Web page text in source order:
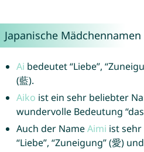
Japanische
Ai bedeutet “Liebe”,
(藍).
Aiko ist ein sehr beliebter
wundervolle Bedeutung
Auch der NameAimi ist
“Liebe”, “Zuneigung” (愛)